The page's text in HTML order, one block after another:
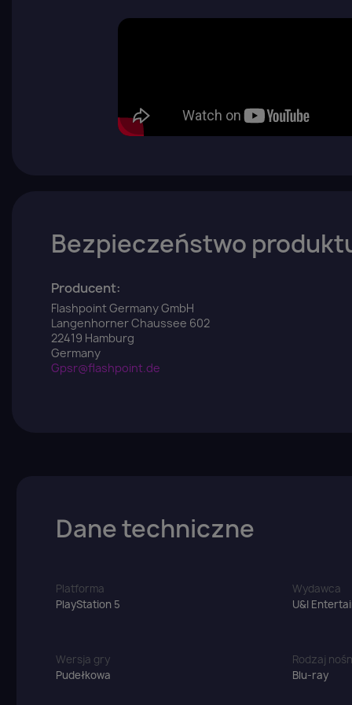
Bezpieczeństwo
Producent:
Flashpoint Germany GmbH
Langenhorner Chaussee 602
22419 Hamburg
Germany
Gpsr@flashpoint.de
Dane techniczne
Platforma
PlayStation 5
Wydawca
U&I
Wersja gry
Pudełkowa
Rodzaj
Blu-ray